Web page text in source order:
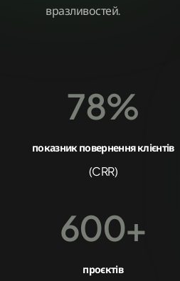
вразливостей.
78%
показник повернення клієнтів
(CRR)
600+
проєктів